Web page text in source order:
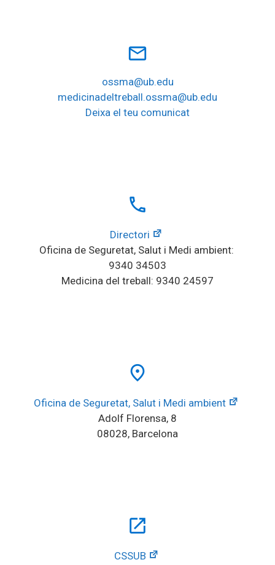
mail_outline
ossma@ub.edu
medicinadeltreball.ossma@ub.edu
Deixa el teu comunicat
local_phone
Directori
Oficina de Seguretat, Salut i Medi ambient:
9340 34503
Medicina del treball: 9340 24597
place
Oficina de Seguretat, Salut i Medi ambient
Adolf Florensa, 8
08028, Barcelona
open_in_new
CSSUB